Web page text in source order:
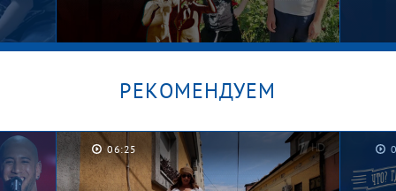
Котлеты на шкафу. Мужское /
Женское
РЕКОМЕНДУЕМ
06:25